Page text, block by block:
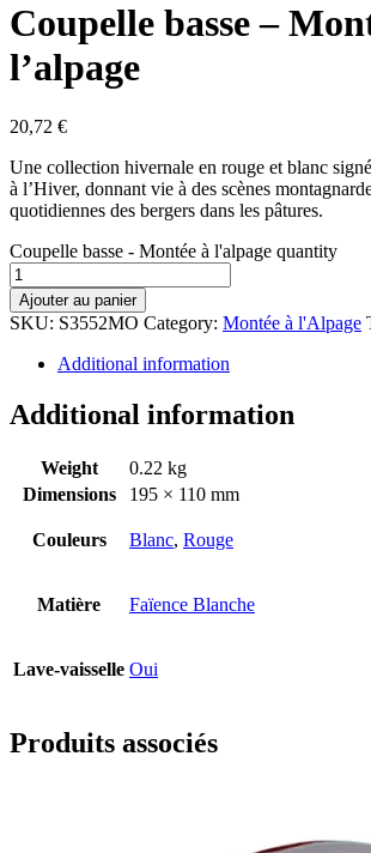
Coupelle basse –
l’alpage
20,72 €
Une collection hivernale en rouge et blanc
à l’Hiver, donnant vie à des scènes
quotidiennes des bergers dans les pâtures.
Coupelle basse - Montée à l'alpage quantity
Ajouter au panier
SKU: S3552MO Category: Montée à l'Alpage
Additional information
Additional information
Weight
0.22 kg
Dimensions
195 × 110 mm
Couleurs Blanc, Rouge
Matière Faïence Blanche
Lave-vaisselle Oui
Produits associés